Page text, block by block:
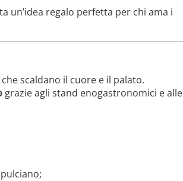
un’idea regalo perfetta per chi ama i
scaldano il cuore e il palato.
grazie agli stand enogastronomici e alle